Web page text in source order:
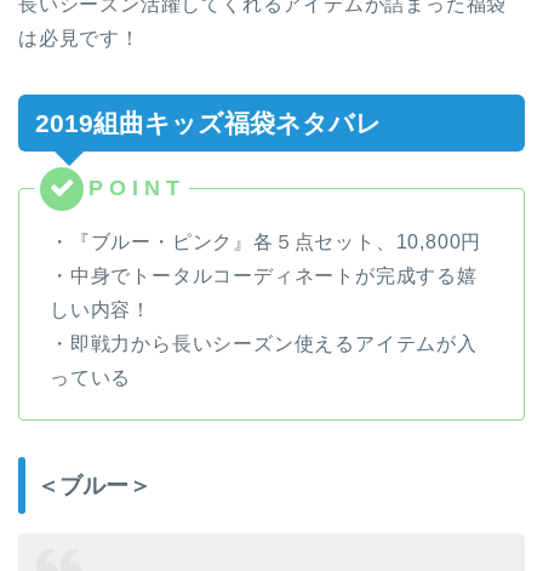
は必見です！
2019組曲キッズ福袋ネタバレ
・『ブルー・ピンク』各５点セット、10,800円
・中身でトータルコーディネートが完成する嬉
しい内容！
・即戦力から長いシーズン使えるアイテムが入
っている
＜ブルー＞